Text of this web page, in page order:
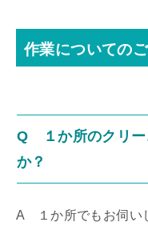
作業についての
Q １か所のクリー
か？
A １か所でもお伺い